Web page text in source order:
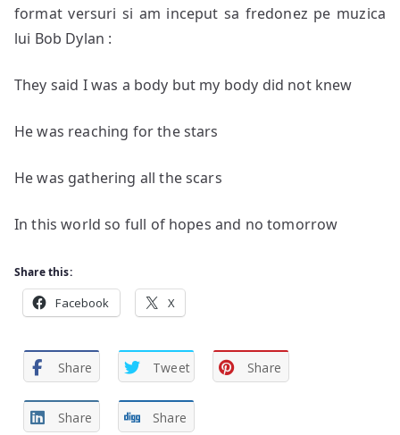
format versuri si am inceput sa fredonez pe muzica
lui Bob Dylan :
They said I was a body but my body did not knew
He was reaching for the stars
He was gathering all the scars
In this world so full of hopes and no tomorrow
Share this:
Facebook X
Share Tweet Share
Share Share